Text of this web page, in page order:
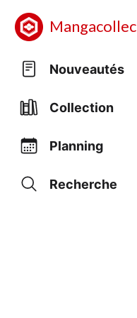
Mangacollec
Nouveautés
Collection
Planning
Recherche